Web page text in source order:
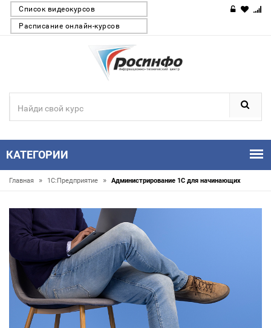
Список видеокурсов
Расписание онлайн-курсов
КАТЕГОРИИ
Главная » 1С:Предприятие » Администрирование 1С для начинающих